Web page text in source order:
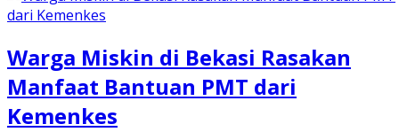
Warga Miskin di Bekasi Rasakan
Manfaat Bantuan PMT dari
Kemenkes